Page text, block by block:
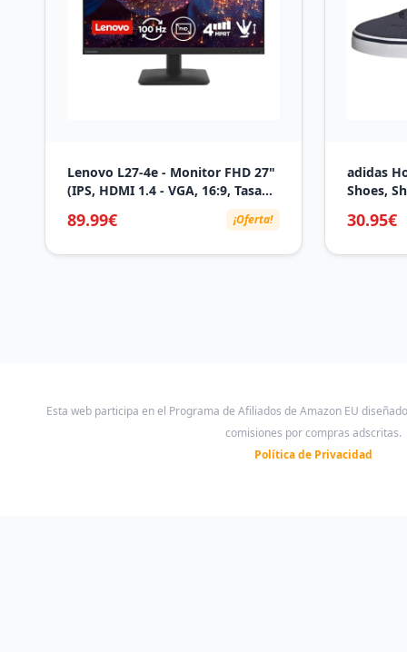
Lenovo L27-4e - Monitor FHD 27"
(IPS, HDMI 1.4 - VGA, 16:9, Tasa
de Refresco 100 Hz, Tiempo de
Respuesta 4ms, 99% sRGB,
89.99€ ¡Oferta!
adidas
Shoes,
30.95€
Esta web participa en el Programa de Afiliados de Amazon EU
comisiones por compras adscritas.
Política de Privacidad